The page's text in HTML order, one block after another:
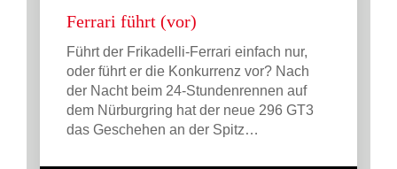
Ferrari führt (vor)
Führt der Frikadelli-Ferrari einfach nur,
oder führt er die Konkurrenz vor? Nach
der Nacht beim 24-Stundenrennen auf
dem Nürburgring hat der neue 296 GT3
das Geschehen an der Spitz…